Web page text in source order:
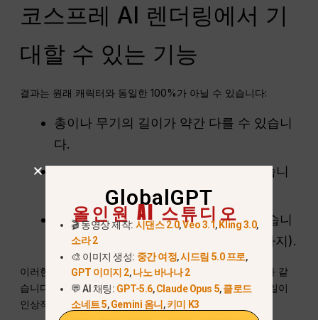
코스프레 AI 렌더링에서 기
대할 수 있는 기능
결과는 원래 캐릭터와 동일한 100%가 아닐 수 있습니다:
총이나 무기의 길이가 약간 다를 수 있습니
다.
목걸이와 같은 액세서리는 다를 수 있습니
바지나 옷의 디테일은 약간 다를 수 있습니
다(예: 무릎 길이가 아닌 전체 길이의 바지).
이러한 사소한 차이에도 불구하고 전반적인 효과는 다음과 같
습니다.
매우 정확함, 의상, 소품, 메이크업의 질감과 디테일이
인상적인 경우가 많습니다.
GlobalGPT
올인원 AI 스튜디오
🎬 동영상 제작: 시댄스 2.0,Veo 3.1,Kling 3.0,
소라 2
🎨 이미지 생성: 중간 여정,시드림 5.0 프로,
GPT 이미지 2,나노 바나나 2
💬 AI 채팅: GPT-5.6,Claude Opus 5,클로드
소네트 5,Gemini 옴니,키미 K3